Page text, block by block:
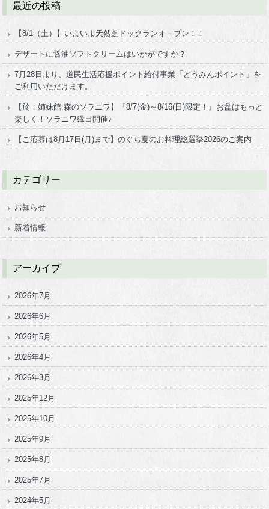
最近の投稿
【8/1（土）】いよいよ天然芝ドックランオ－プン！！
デザートに醤油ソフトクリームはいかがですか？
7月28日より、道民生活応援ポイント給付事業「どうみんポイント」を
ご利用いただけます。
【於：姉妹館 森のソラニワ】『8/7(金)～8/16(日)限定！』お盆はもっと
楽しく！ソラニワ縁日開催♪
【ご応募は8月17日(月)まで】のぐち夏のお料理総選挙2026のご案内
カテゴリー
お知らせ
新着情報
アーカイブ
2026年7月
2026年6月
2026年5月
2026年4月
2026年3月
2025年12月
2025年10月
2025年9月
2025年8月
2025年7月
2024年5月